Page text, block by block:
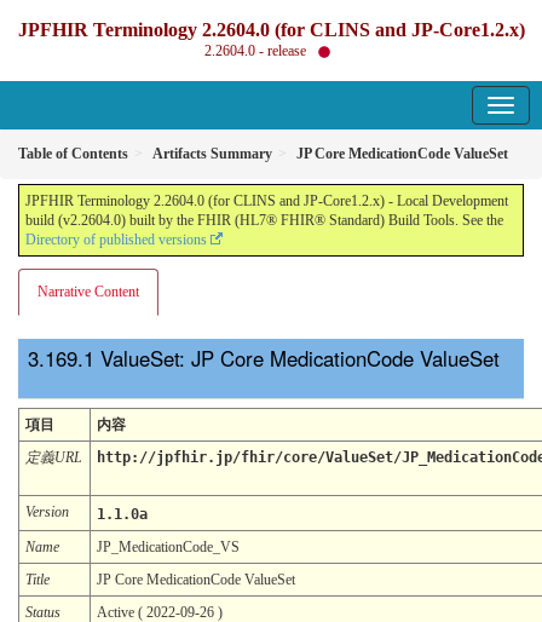
JPFHIR Terminology 2.2604.0 (for CLINS and JP-Core1.2.x)
2.2604.0 - release
Table of Contents Artifacts Summary JP Core MedicationCode ValueSet
JPFHIR Terminology 2.2604.0 (for CLINS and JP-Core1.2.x) - Local Development
build (v2.2604.0) built by the FHIR (HL7® FHIR® Standard) Build Tools. See the
Directory of published versions
Narrative Content
ValueSet: JP Core MedicationCode ValueSet
項目
内容
定義URL
http://jpfhir.jp/fhir/core/ValueSet/
Version
1.1.0a
Name
JP_MedicationCode_VS
Title
JP Core MedicationCode ValueSet
Status
Active ( 2022-09-26 )